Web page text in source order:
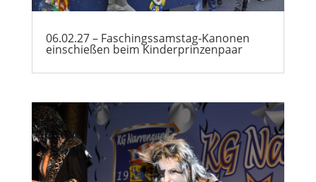
06.02.27 – Faschingssamstag-Kanonen
einschießen beim Kinderprinzenpaar